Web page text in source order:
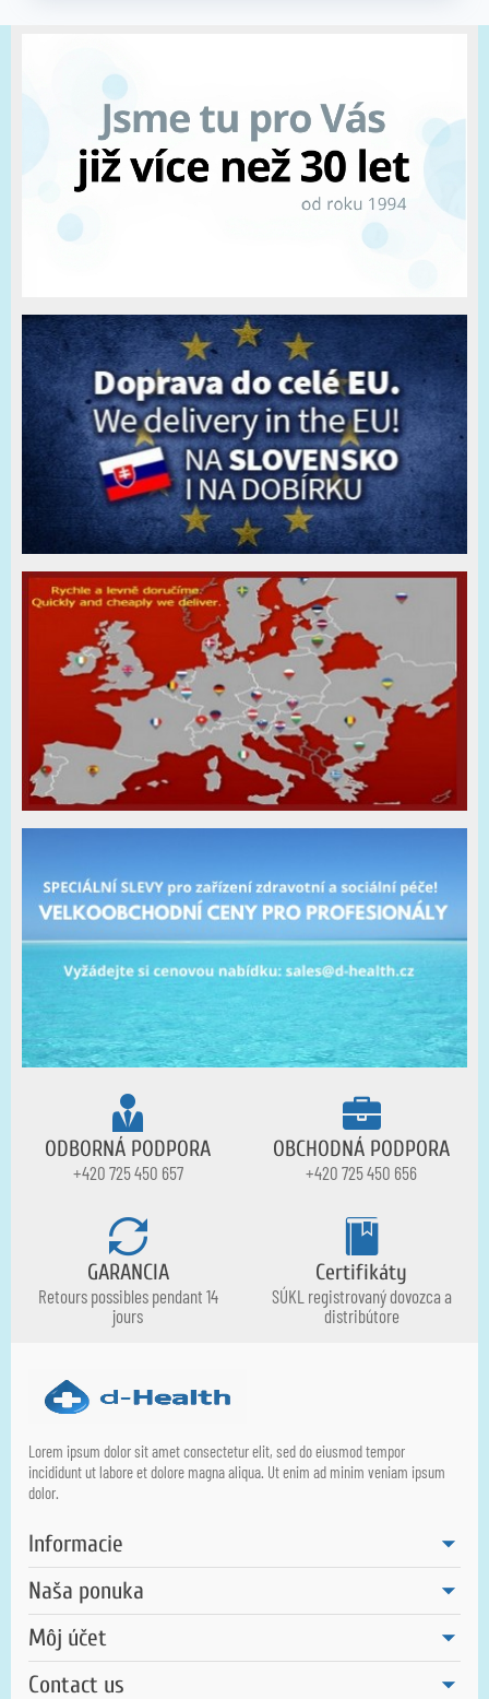
ODBORNÁ PODPORA
+420 725 450 657
OBCHODNÁ PODPORA
+420 725 450 656
GARANCIA
Retours possibles pendant 14
jours
Certifikáty
SÚKL registrovaný dovozca a
distribútore
Lorem ipsum dolor sit amet consectetur elit, sed do eiusmod tempor
incididunt ut labore et dolore magna aliqua. Ut enim ad minim veniam ipsum
dolor.
Informacie
Naša ponuka
Môj účet
Contact us